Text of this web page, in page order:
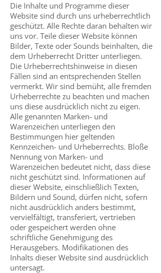
Die Inhalte und Programme dieser
Website sind durch uns urheberrechtlich
geschützt. Alle Rechte daran behalten wir
uns vor. Teile dieser Website können
Bilder, Texte oder Sounds beinhalten, die
dem Urheberrecht Dritter unterliegen.
Die Urheberrechtshinweise in diesen
Fällen sind an entsprechenden Stellen
vermerkt. Wir sind bemüht, alle fremden
Urheberrechte zu beachten und machen
uns diese ausdrücklich nicht zu eigen.
Alle genannten Marken- und
Warenzeichen unterliegen den
Bestimmungen hier geltenden
Kennzeichen- und Urheberrechts. Bloße
Nennung von Marken- und
Warenzeichen bedeutet nicht, dass diese
nicht geschützt sind. Informationen auf
dieser Website, einschließlich Texten,
Bildern und Sound, dürfen nicht, sofern
nicht ausdrücklich anders bestimmt,
vervielfältigt, transferiert, vertrieben
oder gespeichert werden ohne
schriftliche Genehmigung des
Herausgebers. Modifikationen des
Inhalts dieser Website sind ausdrücklich
untersagt.